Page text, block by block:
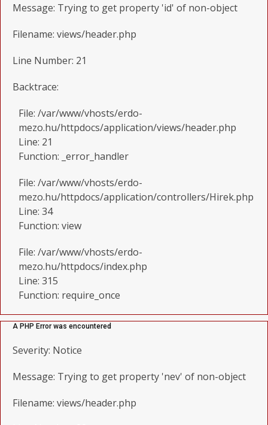
Message: Trying to get property 'id' of non-object
Filename: views/header.php
Line Number: 21
Backtrace:
File: /var/www/vhosts/erdo-
mezo.hu/httpdocs/application/views/header.php
Line: 21
Function: _error_handler
File: /var/www/vhosts/erdo-
mezo.hu/httpdocs/application/controllers/Hirek.php
Line: 34
Function: view
File: /var/www/vhosts/erdo-
mezo.hu/httpdocs/index.php
Line: 315
Function: require_once
A PHP Error was encountered
Severity: Notice
Message: Trying to get property 'nev' of non-object
Filename: views/header.php